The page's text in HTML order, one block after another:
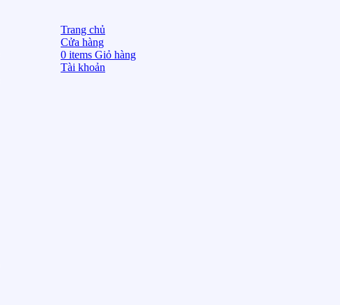
Trang chủ
Cửa hàng
0 items Giỏ hàng
Tài khoản